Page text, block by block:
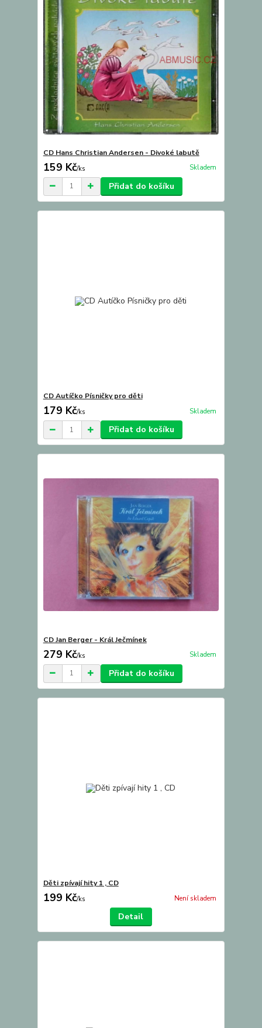
CD Hans Christian Andersen - Divoké labutě
159 Kč/ks Skladem
Přidat do košíku
CD Autíčko Písničky pro děti
179 Kč/ks Skladem
Přidat do košíku
CD Jan Berger - Král Ječmínek
279 Kč/ks Skladem
Přidat do košíku
Děti zpívají hity 1 , CD
199 Kč/ks Není skladem
Detail